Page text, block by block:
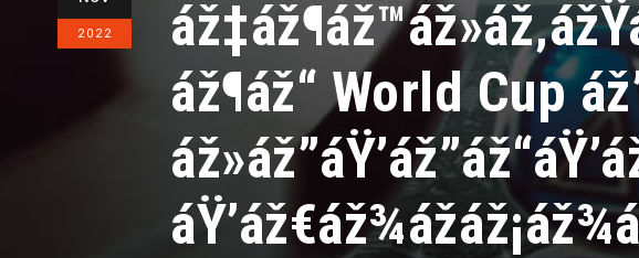
2022
áž¶áž“ World Cup